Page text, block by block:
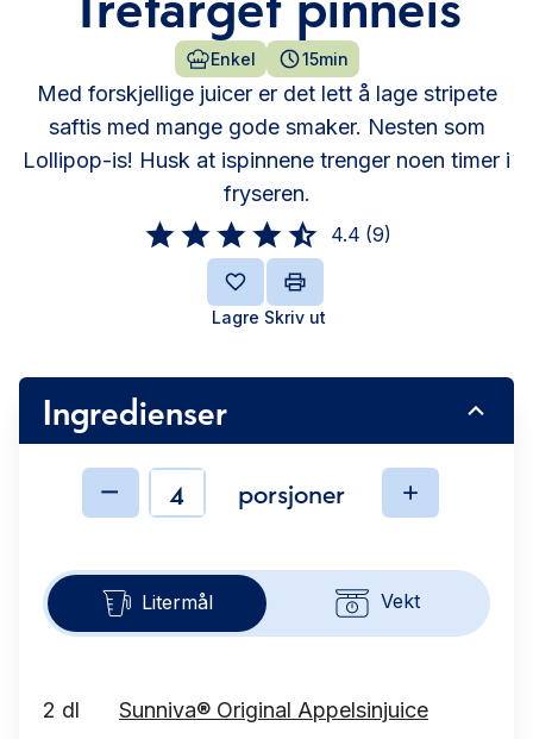
Enkel 15min
Med forskjellige juicer er det lett å lage stripete
saftis med mange gode smaker. Nesten som
Lollipop-is! Husk at ispinnene trenger noen timer i
fryseren.
4.4 (9)
Lagre Skriv ut
Ingredienser
Ingredienserporsjoner
Litermål Vekt
2 dl
Sunniva® Original Appelsinjuice